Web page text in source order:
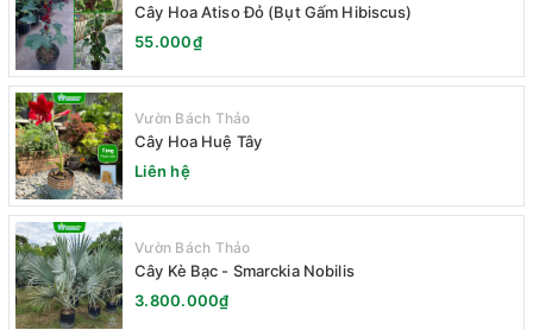
Cây Hoa Atiso Đỏ (Bụt Gấm Hibiscus)
55.000₫
Vườn Bách Thảo
Cây Hoa Huệ Tây
Liên hệ
Vườn Bách Thảo
Cây Kè Bạc - Smarckia Nobilis
3.800.000₫